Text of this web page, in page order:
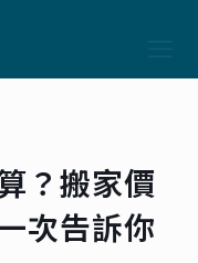
？搬家價
次告訴你